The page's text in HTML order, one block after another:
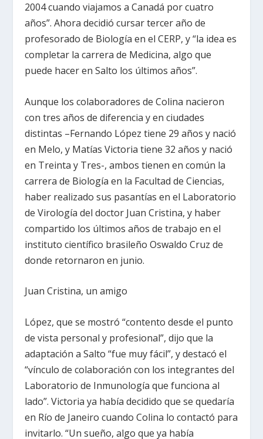
2004 cuando viajamos a Canadá por cuatro
años”. Ahora decidió cursar tercer año de
profesorado de Biología en el CERP, y “la idea es
completar la carrera de Medicina, algo que
puede hacer en Salto los últimos años”.
Aunque los colaboradores de Colina nacieron
con tres años de diferencia y en ciudades
distintas –Fernando López tiene 29 años y nació
en Melo, y Matías Victoria tiene 32 años y nació
en Treinta y Tres-, ambos tienen en común la
carrera de Biología en la Facultad de Ciencias,
haber realizado sus pasantías en el Laboratorio
de Virología del doctor Juan Cristina, y haber
compartido los últimos años de trabajo en el
instituto científico brasileño Oswaldo Cruz de
donde retornaron en junio.
Juan Cristina, un amigo
López, que se mostró “contento desde el punto
de vista personal y profesional”, dijo que la
adaptación a Salto “fue muy fácil”, y destacó el
“vínculo de colaboración con los integrantes del
Laboratorio de Inmunología que funciona al
lado”. Victoria ya había decidido que se quedaría
en Río de Janeiro cuando Colina lo contactó para
invitarlo. “Un sueño, algo que ya había